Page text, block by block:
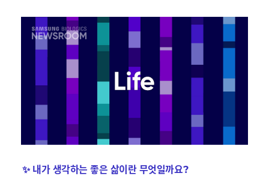
✨ 내가 생각하는 좋은 삶이란 무엇일까요?